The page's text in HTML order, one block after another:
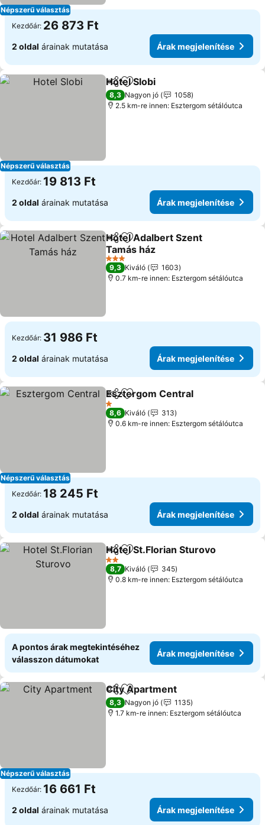
Népszerű választás
Kezdőár: 26 873 Ft
2 oldal árainak mutatása Árak megjelenítése
Népszerű választás
Megosztás
Hozzáadás a kedvencekhez
Hotel Slobi
8,3 Nagyon jó
1058
2.5 km-re innen: Esztergom sétálóutca
Kezdőár: 19 813 Ft
2 oldal árainak mutatása Árak megjelenítése
Megosztás
Hozzáadás a kedvencekhez
Hotel Adalbert Szent
Tamás ház
Árak megjelenítése
3 Kategória
9,3 Kiváló
1603
0.7 km-re innen: Esztergom sétálóutca
Kezdőár: 31 986 Ft
2 oldal árainak mutatása Árak megjelenítése
Népszerű választás
Megosztás
Hozzáadás a kedvencekhez
Esztergom Central
1 Kategória
8,6 Kiváló
313
0.6 km-re innen: Esztergom sétálóutca
Kezdőár: 18 245 Ft
2 oldal árainak mutatása Árak megjelenítése
MegosztásHozzáadás a kedvencekhez
Hotel St.Florian Sturovo
2 Kategória
8,7 Kiváló
345
0.8 km-re innen: Esztergom sétálóutca
A pontos árak megtekintéséhez
válasszon dátumokat
Árak megjelenítése
Népszerű választás
Megosztás
Hozzáadás a kedvencekhez
City Apartment
8,3 Nagyon jó
1135
1.7 km-re innen: Esztergom sétálóutca
Kezdőár: 16 661 Ft
2 oldal árainak mutatása Árak megjelenítése